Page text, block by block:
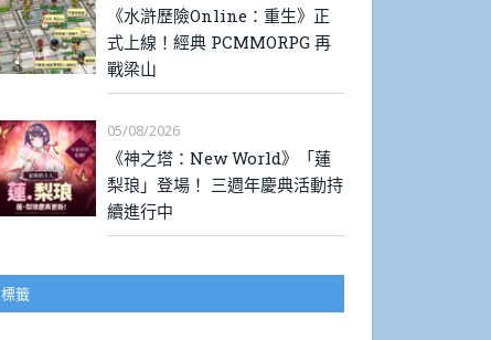
《水滸歷險Online：重生》正
式上線！經典 PCMMORPG 再
戰梁山
05/08/2026
《神之塔：New World》「蓮
梨琅」登場！ 三週年慶典活動持
續進行中
標籤